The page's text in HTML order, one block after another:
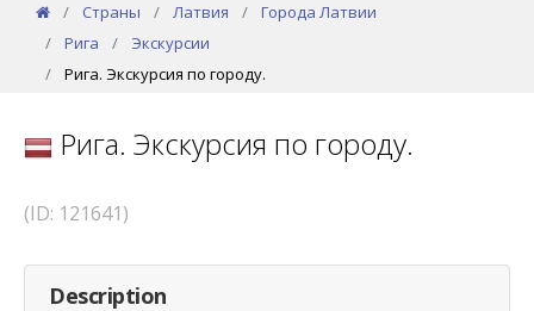
Страны Латвия
Города Латвии
Рига
Экскурсии
Рига. Экскурсия по городу.
Рига. Экскурсия по городу.
(ID: 121641)
Description